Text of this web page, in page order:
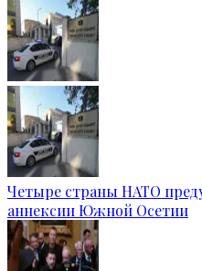
Четыре страны НАТО
аннексии Южной Осетии